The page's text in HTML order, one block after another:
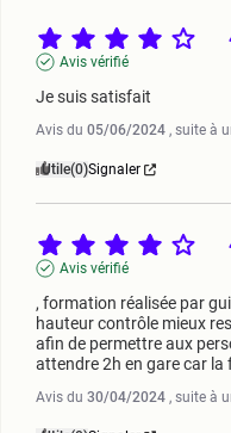
Avis vérifié
Je suis satisfait
Avis du 05/06/2024 , suite à
Utile(0)Signaler
Avis vérifié
, formation réalisée par
hauteur contrôle mieux
afin de permettre aux
attendre 2h en gare car
Avis du 30/04/2024 , suite à